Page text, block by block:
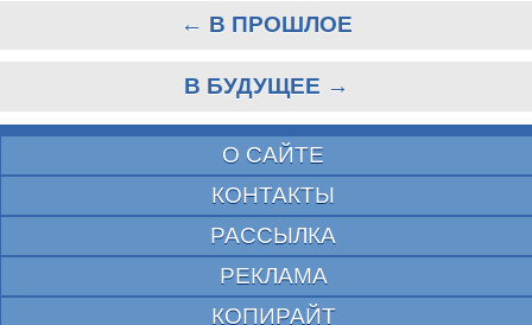
← В ПРОШЛОЕ
В БУДУЩЕЕ →
О САЙТЕ
КОНТАКТЫ
РАССЫЛКА
РЕКЛАМА
КОПИРАЙТ